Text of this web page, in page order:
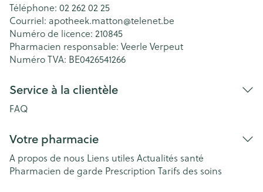
Téléphone: 02 262 02 25
Courriel: apotheek.matton@telenet.be
Numéro de licence: 210845
Pharmacien responsable: Veerle Verpeut
Numéro TVA: BE0426541266
Service à la clientèle
FAQ
Votre pharmacie
A propos de nous Liens utiles Actualités santé
Pharmacien de garde Prescription Tarifs des soins